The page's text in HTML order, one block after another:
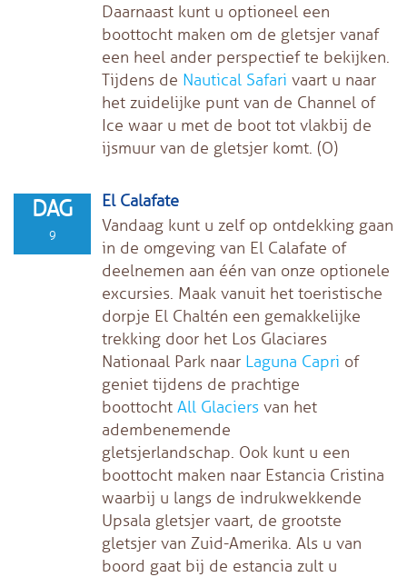
Daarnaast kunt u optioneel een
boottocht maken om de gletsjer vanaf
een heel ander perspectief te bekijken.
Tijdens de Nautical Safari vaart u naar
het zuidelijke punt van de Channel of
Ice waar u met de boot tot vlakbij de
ijsmuur van de gletsjer komt. (O)
DAG
9
El Calafate
Vandaag kunt u zelf op ontdekking gaan
in de omgeving van El Calafate of
deelnemen aan één van onze optionele
excursies. Maak vanuit het toeristische
dorpje El Chaltén een gemakkelijke
trekking door het Los Glaciares
Nationaal Park naar Laguna Capri of
geniet tijdens de prachtige
boottocht All Glaciers van het
adembenemende
gletsjerlandschap. Ook kunt u een
boottocht maken naar Estancia Cristina
waarbij u langs de indrukwekkende
Upsala gletsjer vaart, de grootste
gletsjer van Zuid-Amerika. Als u van
boord gaat bij de estancia zult u